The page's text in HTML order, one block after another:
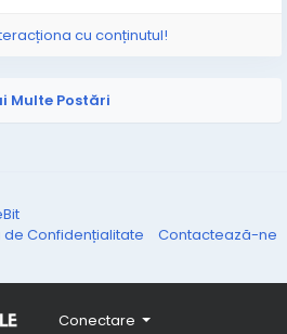
Conectare
cu conținutul!
Multe Postări
de Confidențialitate Contactează-ne